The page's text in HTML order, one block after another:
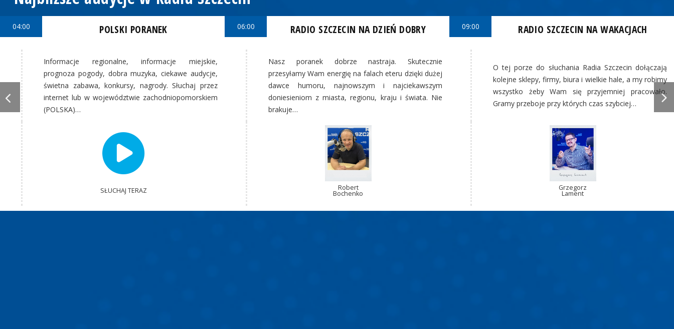
04:00 POLSKI PORANEK
Informacje regionalne, informacje miejskie,
prognoza pogody, dobra muzyka, ciekawe audycje,
świetna zabawa, konkursy, nagrody. Słuchaj przez
internet lub w województwie zachodniopomorskiem
(POLSKA)…
SŁUCHAJ TERAZ
06:00 RADIO SZCZECIN NA DZIEŃ DOBRY
Nasz poranek dobrze nastraja. Skutecznie
przesyłamy Wam energię na falach eteru dzięki dużej
dawce humoru, najnowszym i najciekawszym
doniesieniom z miasta, regionu, kraju i świata. Nie
brakuje…
Robert
Bochenko
09:00 RADIO SZCZECIN NA WAKACJACH
O tej porze do słuchania Radia Szczecin dołączają
kolejne sklepy, firmy, biura i wielkie hale, a my robimy
wszystko żeby Wam się przyjemniej pracowało.
Gramy przeboje przy których czas szybciej…
Grzegorz
Lament